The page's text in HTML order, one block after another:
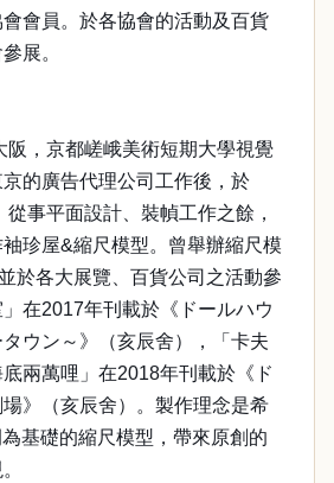
會員。於各協會的活動及百貨
展。
，京都嵯峨美術短期大學視覺
的廣告代理公司工作後，於
事平面設計、裝幀工作之餘，
珍屋&縮尺模型。曾舉辦縮尺模
於各大展覽、百貨公司之活動參
在2017年刊載於《ドールハウ
ウン～》（亥辰舍），「卡夫
兩萬哩」在2018年刊載於《ド
》（亥辰舍）。製作理念是希
基礎的縮尺模型，帶來原創的